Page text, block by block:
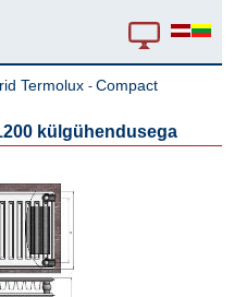
Termolux-Compact
külgühendusega